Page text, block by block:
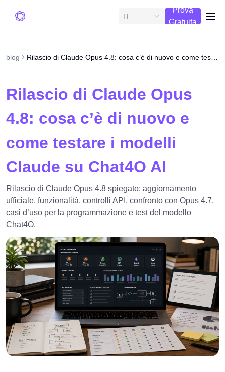
IT
Prova
Gratuita
blog
Rilascio di Claude Opus
4.8: cosa c’è di nuovo e
come testare i modelli
Claude su Chat4O AI
Rilascio di Claude Opus 4.8 spiegato: aggiornamento
ufficiale, funzionalità, controlli API, confronto con Opus 4.7,
casi d’uso per la programmazione e test del modello
Chat4O.